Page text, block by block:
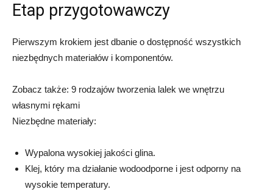
Etap przygotowawczy
Pierwszym krokiem jest dbanie o dostępność wszystkich
niezbędnych materiałów i komponentów.
Zobacz także: 9 rodzajów tworzenia lalek we wnętrzu
własnymi rękami
Niezbędne materiały:
Wypalona wysokiej jakości glina.
Klej, który ma działanie wodoodporne i jest odporny na
wysokie temperatury.